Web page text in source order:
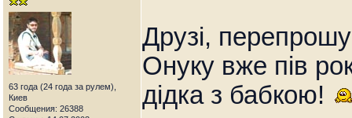
63 года (24 года за рулем),
Киев
Сообщения: 26388
Друзі,
Онуку вже пів
дідка з бабкою!